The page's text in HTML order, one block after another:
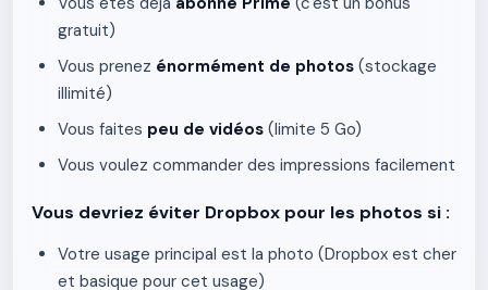
gratuit)
Vous prenez énormément de photos (stockage
illimité)
Vous faites peu de vidéos (limite 5 Go)
Vous voulez commander des impressions facilement
Vous devriez éviter Dropbox pour les photos si :
Votre usage principal est la photo (Dropbox est cher
et basique pour cet usage)